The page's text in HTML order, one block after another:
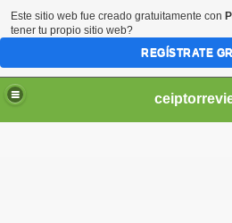
Este sitio web fue creado gratuitamente con
tener tu propio sitio web?
REGÍSTRATE